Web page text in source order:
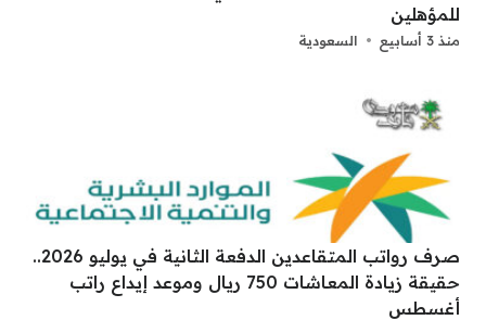
للمؤهلين
منذ 3 أسابيع السعودية
صرف رواتب المتقاعدين الدفعة الثانية في يوليو 2026..
حقيقة زيادة المعاشات 750 ريال وموعد إيداع راتب
أغسطس